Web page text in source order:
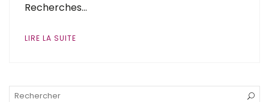
Recherches…
LIRE LA SUITE